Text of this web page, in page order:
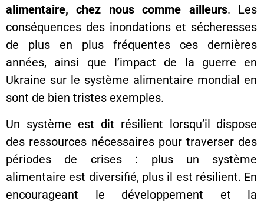
alimentaire, chez nous comme ailleurs. Les
conséquences des inondations et sécheresses
de plus en plus fréquentes ces dernières
années, ainsi que l’impact de la guerre en
Ukraine sur le système alimentaire mondial en
sont de bien tristes exemples.
Un système est dit résilient lorsqu’il dispose
des ressources nécessaires pour traverser des
périodes de crises : plus un système
alimentaire est diversifié, plus il est résilient. En
encourageant le développement et la